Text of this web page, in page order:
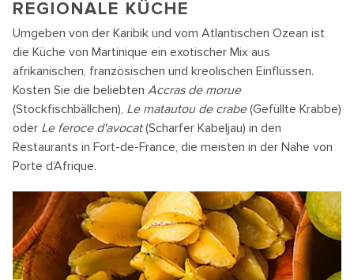
REGIONALE KÜCHE
Umgeben von der Karibik und vom Atlantischen Ozean ist
die Küche von Martinique ein exotischer Mix aus
afrikanischen, französischen und kreolischen Einflüssen.
Kosten Sie die beliebten Accras de morue
(Stockfischbällchen), Le matautou de crabe(Gefüllte Krabbe)
oder Le feroce d'avocat(Scharfer Kabeljau) in den
Restaurants in Fort-de-France, die meisten in der Nähe von
Porte d‘Afrique.